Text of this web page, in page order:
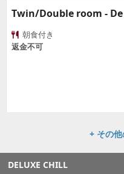
Twin/Double room -
朝食付き
返金不可
+ その
DELUXE CHILL